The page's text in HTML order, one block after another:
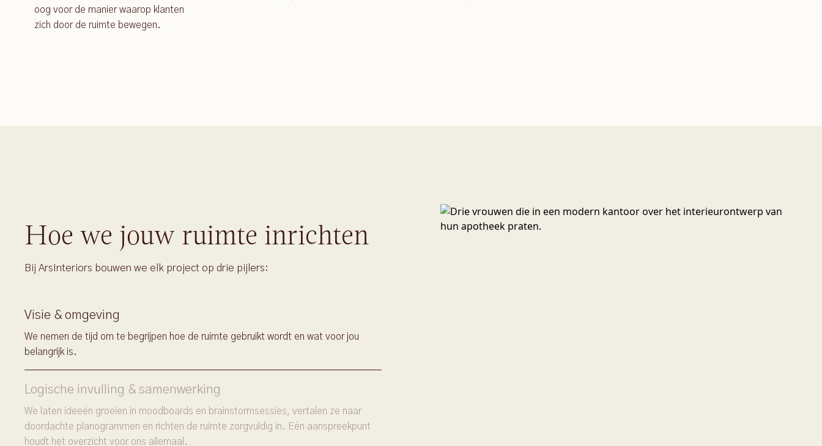
oog voor de manier waarop klanten
zich door de ruimte bewegen.
Hoe we jouw ruimte inrichten
Bij ArsInteriors bouwen we elk project op drie pijlers:
Visie & omgeving
We nemen de tijd om te begrijpen hoe de ruimte gebruikt wordt en wat voor jou
belangrijk is.
Logische invulling & samenwerking
We laten ideeën groeien in moodboards en brainstormsessies, vertalen ze naar
doordachte planogrammen en richten de ruimte zorgvuldig in. Eén aanspreekpunt
houdt het overzicht voor ons allemaal.